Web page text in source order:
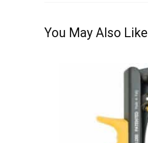
You May Also Like